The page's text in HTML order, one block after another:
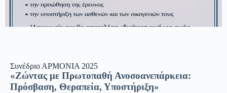
Συνέδριο ΑΡΜΟΝΙΑ 2025
«Ζώντας με Πρωτοπαθή Ανοσοανεπάρκεια:
Πρόσβαση, Θεραπεία, Υποστήριξη»